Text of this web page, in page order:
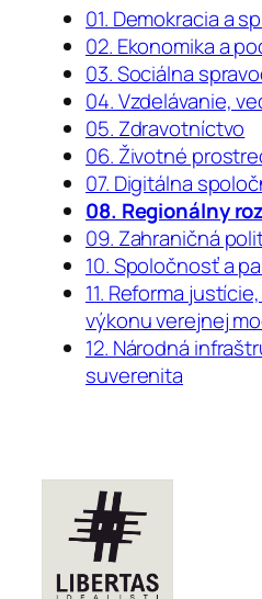
01. Demokracia a
02. Ekonomika a
03. Sociálna
04. Vzdelávanie,
05. Zdravotníctvo
06. Životné
07. Digitálna
08. Regionálny
09. Zahraničná
10. Spoločnosť a
11. Reforma
výkonu verejnej
12. Národná
suverenita